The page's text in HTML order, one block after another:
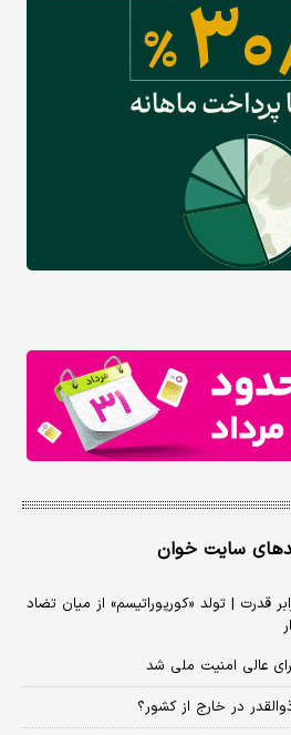
سایت خوان
قدرت | تولد «کورپوراتیسم» از میان تضاد
عالی امنیت ملی شد
در خارج از کشور؟